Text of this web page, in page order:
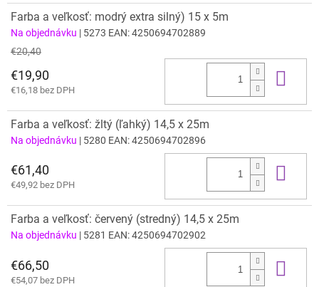
Farba a veľkosť: modrý extra silný) 15 x 5m
Na objednávku | 5273 EAN:4250694702889
€20,40
€19,90
€16,18 bez DPH
Farba a veľkosť: žltý (ľahký) 14,5 x 25m
Na objednávku | 5280 EAN:4250694702896
€61,40
€49,92 bez DPH
Farba a veľkosť: červený (stredný) 14,5 x 25m
Na objednávku | 5281 EAN:4250694702902
€66,50
€54,07 bez DPH